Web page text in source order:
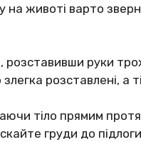
животі варто
руки
розставлені, а
тіло прямим
груди до